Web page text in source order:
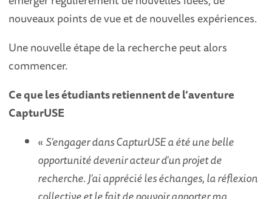
nouveaux points de vue et de nouvelles expériences.
Une nouvelle étape de la recherche peut alors
commencer.
Ce que les étudiants retiennent de l’aventure
CapturUSE
« S'engager dans CapturUSE a été une belle
opportunité devenir acteur d'un projet de
recherche. J'ai apprécié les échanges, la réflexion